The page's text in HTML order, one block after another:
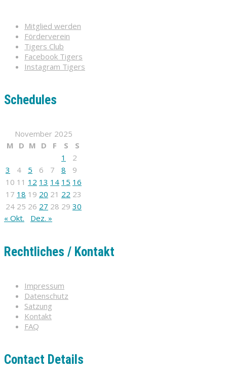
Mitglied werden
Förderverein
Tigers Club
Facebook Tigers
Instagram Tigers
Schedules
November 2025
M D M D F S
S
1
2
3
4 5 6 7 8
9
10 11 12 13 14 15 16
17 18 19 20 21 22 23
24 25 26 27 28 29 30
« Okt.
Dez. »
Rechtliches / Kontakt
Impressum
Datenschutz
Satzung
Kontakt
FAQ
Contact Details